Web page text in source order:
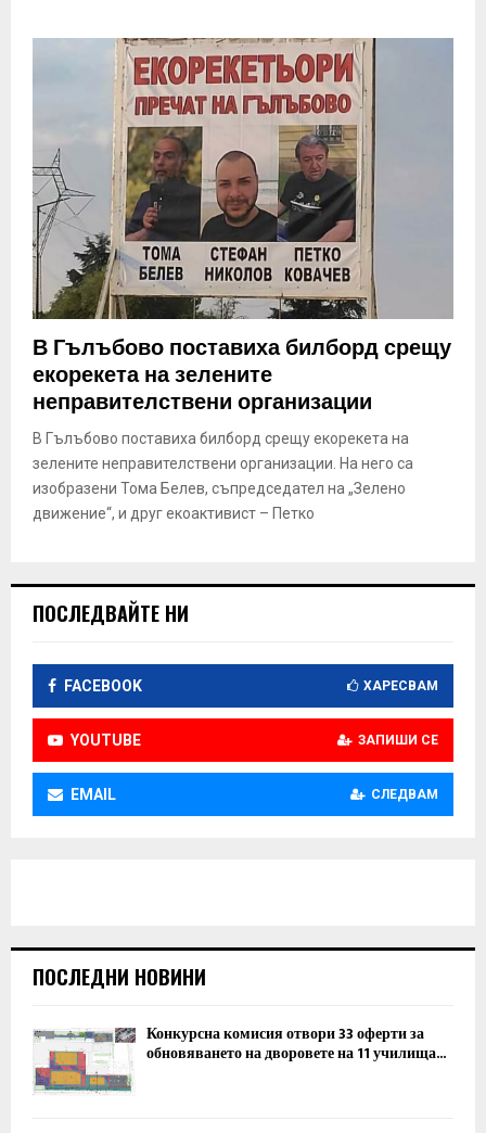
В Гълъбово поставиха билборд срещу
екорекета на зелените
неправителствени организации
В Гълъбово поставиха билборд срещу екорекета на
зелените неправителствени организации. На него са
изобразени Тома Белев, съпредседател на „Зелено
движение“, и друг екоактивист – Петко
ПОСЛЕДВАЙТЕ НИ
FACEBOOK ХАРЕСВАМ
YOUTUBE ЗАПИШИ СЕ
EMAIL СЛЕДВАМ
ПОСЛЕДНИ НОВИНИ
Конкурсна комисия отвори 33 оферти за
обновяването на дворовете на 11 училища...